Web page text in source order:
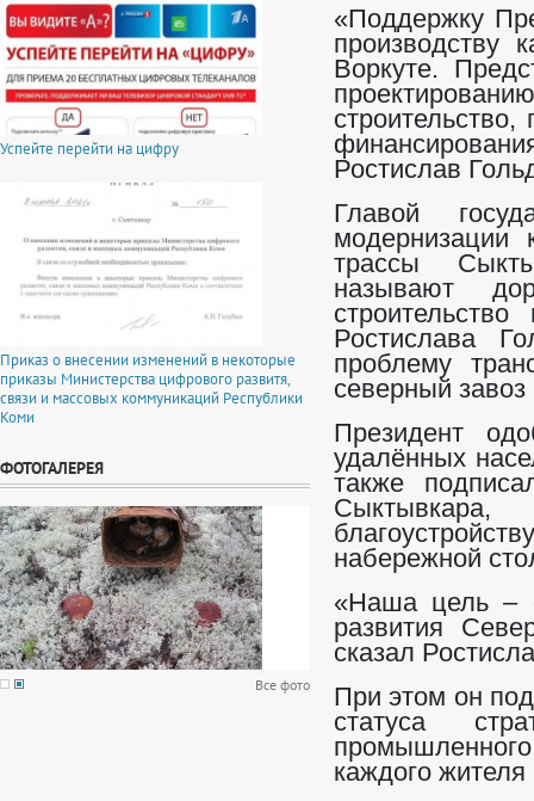
Успейте перейти на цифру
Приказ о внесении изменений в некоторые
приказы Министерства цифрового развитя,
связи и массовых коммуникаций Республики
Коми
ФОТОГАЛЕРЕЯ
Все фото
«Поддержку
производству
Воркуте.
строительство,
Ростислав
Главой
модернизации
трассы
называют
Ростислава
проблему
северный завоз
Президент
удалённых
также
набережной
«Наша цель –
развития
сказал
При этом он
статуса
каждого